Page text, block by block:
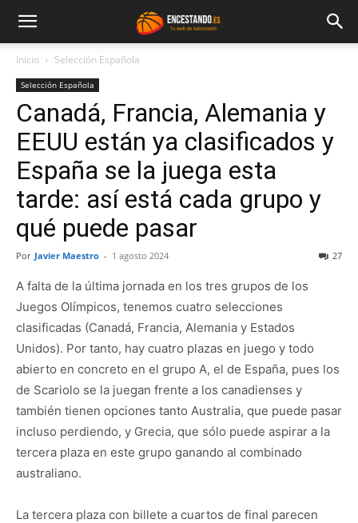
Inicio Selección Española
Selección Española
Canadá, Francia, Alemania y
EEUU están ya clasificados y
España se la juega esta
tarde: así está cada grupo y
qué puede pasar
Por Javier Maestro - 1 agosto 2024 27
A falta de la última jornada en los tres grupos de los
Juegos Olímpicos, tenemos cuatro selecciones
clasificadas (Canadá, Francia, Alemania y Estados
Unidos). Por tanto, hay cuatro plazas en juego y todo
abierto en concreto en el grupo A, el de España, pues los
de Scariolo se la juegan frente a los canadienses y
también tienen opciones tanto Australia, que puede pasar
incluso perdiendo, y Grecia, que sólo puede aspirar a la
tercera plaza en este grupo ganando al combinado
australiano.
La tercera plaza con billete a cuartos de final parecen